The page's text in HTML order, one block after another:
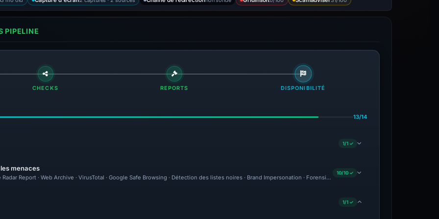
PIPELINE
CHECKS REPORTS DISPONIBILITÉ
13/14
1/1 ✓
menaces
Radar Report · Web Archive · VirusTotal · Google Safe Browsing · Détection des listes noires · Brand Impersonation · Forensic Evidence Collected · Technical Analysis
10/10 ✓
1/1 ✓